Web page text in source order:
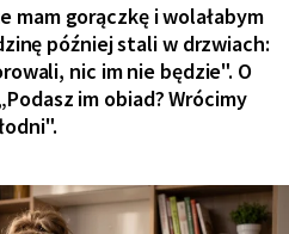
mam gorączkę i wolałabym
później stali w drzwiach:
nic im nie będzie". O
im obiad? Wrócimy